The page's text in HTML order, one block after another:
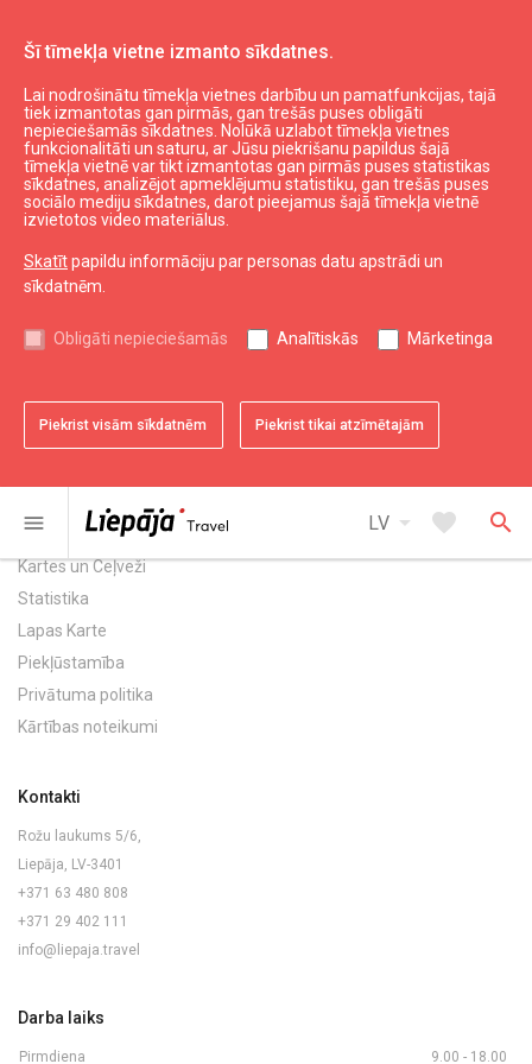
Šī tīmekļa vietne izmanto sīkdatnes.
Lai nodrošinātu tīmekļa vietnes darbību un pamatfunkcijas, tajā
tiek izmantotas gan pirmās, gan trešās puses obligāti
nepieciešamās sīkdatnes. Nolūkā uzlabot tīmekļa vietnes
funkcionalitāti un saturu, ar Jūsu piekrišanu papildus šajā
tīmekļa vietnē var tikt izmantotas gan pirmās puses statistikas
sīkdatnes, analizējot apmeklējumu statistiku, gan trešās puses
sociālo mediju sīkdatnes, darot pieejamus šajā tīmekļa vietnē
izvietotos video materiālus.
Skatītpapildu informāciju par personas datu apstrādi un
sīkdatnēm.
Obligāti nepieciešamās Analītiskās Mārketinga
Piekrist visām sīkdatnēm Piekrist tikai atzīmētajām
menu LV arrow_drop_down favorite search
Aizvīķu feldšerpunkts
Uz augšu expand_less
Informācija
Liepājas kultūra
Liepājas sports
Kurzemes tūrisms
Noderīgi
Kartes un Ceļveži
Statistika
Lapas Karte
Piekļūstamība
Privātuma politika
Kārtības noteikumi
Kontakti
Rožu laukums 5/6,
Liepāja, LV-3401
+371 63 480 808
+371 29 402 111
info@liepaja.travel
Darba laiks
Pirmdiena 9.00 - 18.00